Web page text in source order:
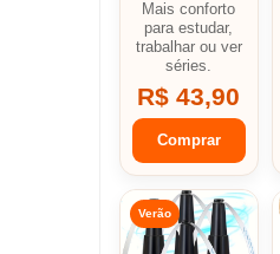
Mais conforto
para estudar,
trabalhar ou ver
séries.
R$ 43,90
Comprar
Verão